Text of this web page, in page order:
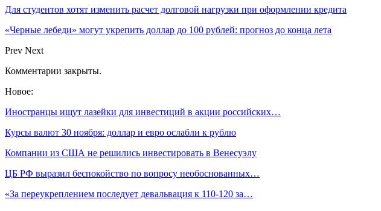
Для студентов хотят изменить расчет долговой нагрузки при оформлении кредита
«Черные лебеди» могут укрепить доллар до 100 рублей: прогноз до конца лета
Prev Next
Комментарии закрыты.
Новое:
Иностранцы ищут лазейки для инвестиций в акции российских…
Курсы валют 30 ноября: доллар и евро ослабли к рублю
Компании из США не решились инвестировать в Венесуэлу
ЦБ РФ выразил беспокойство по вопросу необоснованных…
«За переукреплением последует девальвация к 110-120 за…